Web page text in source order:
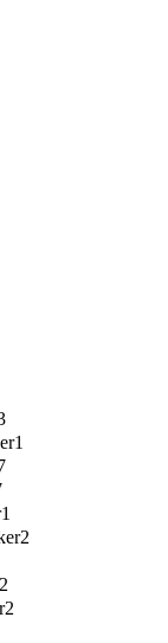
1
1
2
2
2